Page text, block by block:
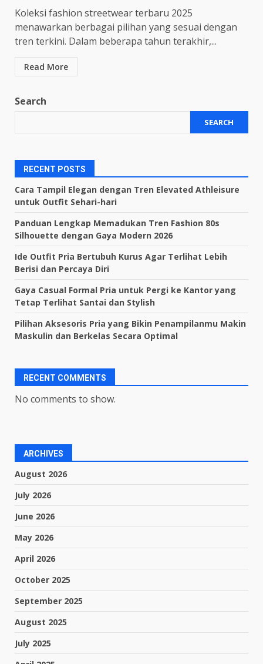
Koleksi fashion streetwear terbaru 2025
menawarkan berbagai pilihan yang sesuai dengan
tren terkini. Dalam beberapa tahun terakhir,...
Read More
Search
SEARCH
RECENT POSTS
Cara Tampil Elegan dengan Tren Elevated Athleisure
untuk Outfit Sehari-hari
Panduan Lengkap Memadukan Tren Fashion 80s
Silhouette dengan Gaya Modern 2026
Ide Outfit Pria Bertubuh Kurus Agar Terlihat Lebih
Berisi dan Percaya Diri
Gaya Casual Formal Pria untuk Pergi ke Kantor yang
Tetap Terlihat Santai dan Stylish
Pilihan Aksesoris Pria yang Bikin Penampilanmu Makin
Maskulin dan Berkelas Secara Optimal
RECENT COMMENTS
No comments to show.
ARCHIVES
August 2026
July 2026
June 2026
May 2026
April 2026
October 2025
September 2025
August 2025
July 2025